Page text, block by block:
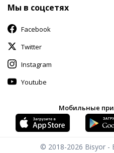
Мы в соцсетях
Facebook
Twitter
Instagram
Youtube
Мобильные
© 2018-2026 Bisyor -